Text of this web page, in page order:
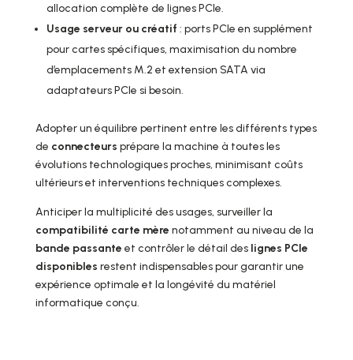
allocation complète de lignes PCIe.
Usage serveur ou créatif : ports PCIe en supplément
pour cartes spécifiques, maximisation du nombre
d’emplacements M.2 et extension SATA via
adaptateurs PCIe si besoin.
Adopter un équilibre pertinent entre les différents types
de connecteurs prépare la machine à toutes les
évolutions technologiques proches, minimisant coûts
ultérieurs et interventions techniques complexes.
Anticiper la multiplicité des usages, surveiller la
compatibilité carte mère notamment au niveau de la
bande passante et contrôler le détail des lignes PCIe
disponibles restent indispensables pour garantir une
expérience optimale et la longévité du matériel
informatique conçu.